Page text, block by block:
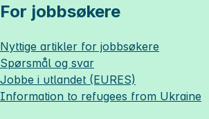
For jobbsøkere
Nyttige artikler for jobbsøkere
Spørsmål og svar
Jobbe i utlandet (EURES)
Information to refugees from Ukraine